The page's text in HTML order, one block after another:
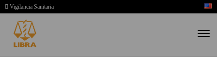
Vigilancia Sanitaria